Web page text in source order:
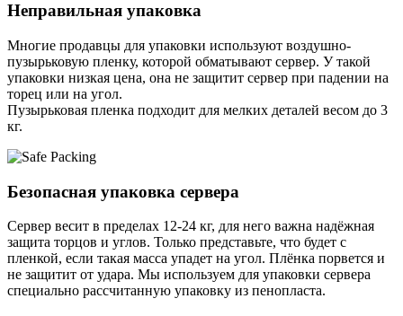
Неправильная упаковка
Многие продавцы для упаковки используют воздушно-
пузырьковую пленку, которой обматывают сервер. У такой
упаковки низкая цена, она не защитит сервер при падении на
торец или на угол.
Пузырьковая пленка подходит для мелких деталей весом до 3
кг.
Безопасная упаковка сервера
Сервер весит в пределах 12-24 кг, для него важна надёжная
защита торцов и углов. Только представьте, что будет с
пленкой, если такая масса упадет на угол. Плёнка порвется и
не защитит от удара. Мы используем для упаковки сервера
специально расcчитанную упаковку из пенопласта.